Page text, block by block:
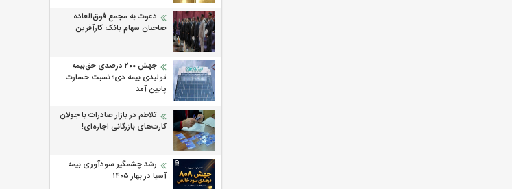
دعوت به مجمع فوق‌العاده
صاحبان سهام بانک کارآفرین
جهش ۲۰۰ درصدی حق‌بیمه
تولیدی بیمه دی؛ نسبت خسارت
پایین آمد
تلاطم در بازار صادرات با جولان
کارت‌های بازرگانی اجاره‌ای!
رشد چشمگیر سودآوری بیمه
آسیا در بهار ۱۴۰۵